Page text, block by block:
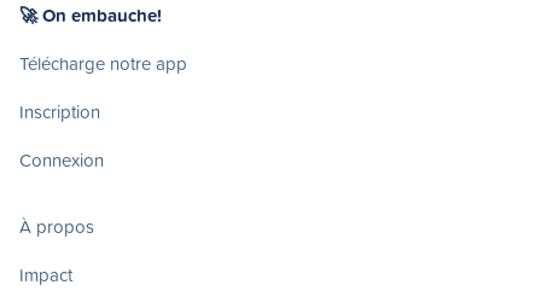
🚀 On embauche!
Télécharge notre app
Inscription
Connexion
À propos
Impact